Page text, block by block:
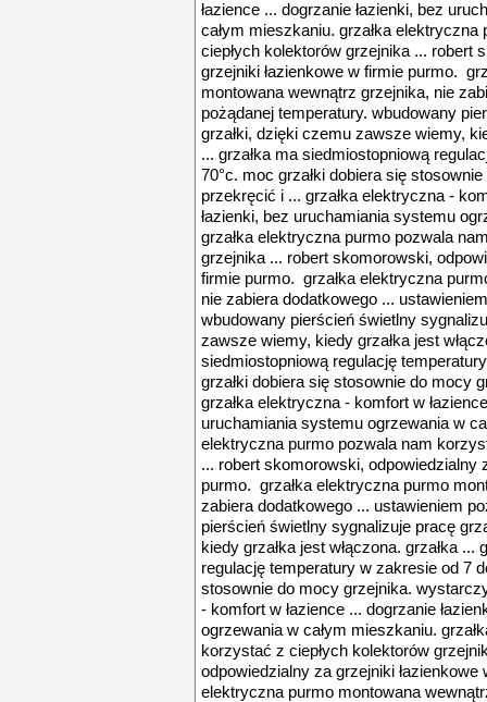
łazience ... dogrzanie łazienki, bez
całym mieszkaniu. grzałka
ciepłych kolektorów grzejnika ... robert
grzejniki łazienkowe w firmie purmo.
montowana wewnątrz grzejnika, nie
pożądanej temperatury. wbudowany
grzałki, dzięki czemu zawsze wiemy,
... grzałka ma siedmiostopniową
70°c. moc grzałki dobiera się
przekręcić i ... grzałka elektryczna -
łazienki, bez uruchamiania systemu
grzałka elektryczna purmo pozwala
grzejnika ... robert skomorowski,
firmie purmo. grzałka elektryczna
nie zabiera dodatkowego ...
wbudowany pierścień świetlny
zawsze wiemy, kiedy grzałka jest
siedmiostopniową regulację
grzałki dobiera się stosownie do mocy
grzałka elektryczna - komfort w
uruchamiania systemu ogrzewania w
elektryczna purmo pozwala nam
... robert skomorowski, odpowiedzialny
purmo. grzałka elektryczna purmo
zabiera dodatkowego ... ustawieniem
pierścień świetlny sygnalizuje pracę
kiedy grzałka jest włączona. grzałka
regulację temperatury w zakresie od 7
stosownie do mocy grzejnika.
- komfort w łazience ... dogrzanie
ogrzewania w całym mieszkaniu.
korzystać z ciepłych kolektorów
odpowiedzialny za grzejniki
elektryczna purmo montowana